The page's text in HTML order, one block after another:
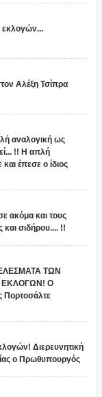
εκλογών...
Αλέξη Τσίπρα
αναλογική ως
!! Η απλή
έπεσε ο ίδιος
ακόμα και τους
σιδήρου.... !!
ΤΩΝ
ΕΚΛΟΓΩΝ! Ο
Πορτοσάλτε
Διερευνητική
ο Πρωθυπουργός